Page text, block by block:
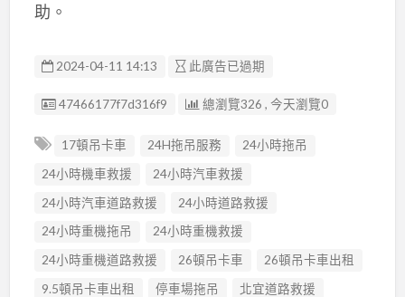
助。
2024-04-11 14:13 此廣告已過期
廣告编號
47466177f7d316f9 總瀏覽326 , 今天瀏覽0
17頓吊卡車 24H拖吊服務
24小時拖吊
24小時機車救援
24小時汽車救援
24小時汽車道路救援
24小時道路救援
24小時重機拖吊
24小時重機救援
24小時重機道路救援
26頓吊卡車
26頓吊卡車出租
9.5頓吊卡車出租
停車場拖吊
北宜道路救援